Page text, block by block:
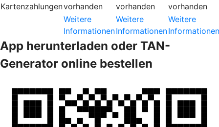
Kartenzahlungenvorhanden
vorhanden
vorhanden
Weitere
Informationen
Weitere
Informationen
Weitere
Informationen
App herunterladen oder TAN-
Generator online bestellen